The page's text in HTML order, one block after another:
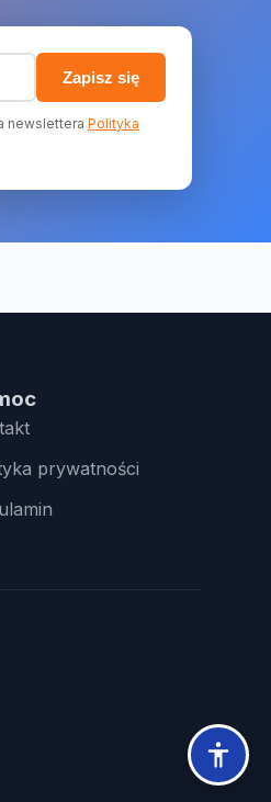
Zapisz się
newslettera Polityka
prywatności